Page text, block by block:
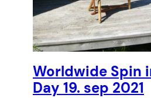
Worldwide Spin
Day 19. sep 2021